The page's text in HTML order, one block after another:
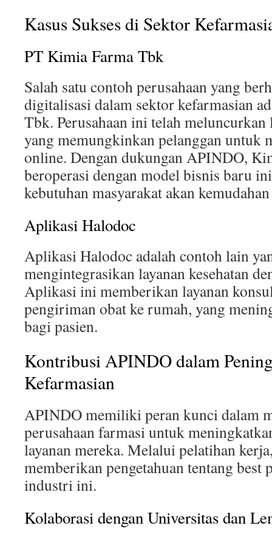
Kasus Sukses di Sektor
PT Kimia Farma Tbk
Salah satu contoh perusahaan yang
digitalisasi dalam sektor kefarmasian
Tbk. Perusahaan ini telah meluncurkan
yang memungkinkan pelanggan untuk
online. Dengan dukungan APINDO,
beroperasi dengan model bisnis baru
kebutuhan masyarakat akan
Aplikasi Halodoc
Aplikasi Halodoc adalah contoh lain
mengintegrasikan layanan kesehatan
Aplikasi ini memberikan layanan
pengiriman obat ke rumah, yang
bagi pasien.
Kontribusi APINDO dalam
Kefarmasian
APINDO memiliki peran kunci dalam
perusahaan farmasi untuk
layanan mereka. Melalui pelatihan
memberikan pengetahuan tentang best
industri ini.
Kolaborasi dengan Universitas dan